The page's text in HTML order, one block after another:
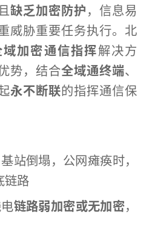
缺乏加密防护，信息易
威胁重要任务执行。北
域加密通信指挥解决方
势，结合全域通终端、
永不断联的指挥通信保
站倒塌，公网瘫痪时，
链路
链路弱加密或无加密，